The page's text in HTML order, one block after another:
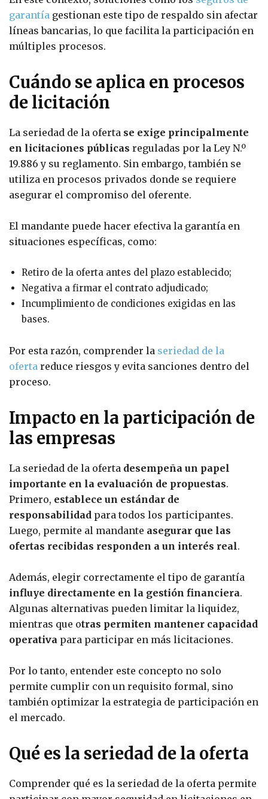
garantía gestionan este tipo de respaldo sin afectar
líneas bancarias, lo que facilita la participación en
múltiples procesos.
Cuándo se aplica en procesos
de licitación
La seriedad de la oferta se exige principalmente
en licitaciones públicas reguladas por la Ley N.º
19.886 y su reglamento. Sin embargo, también se
utiliza en procesos privados donde se requiere
asegurar el compromiso del oferente.
El mandante puede hacer efectiva la garantía en
situaciones específicas, como:
Retiro de la oferta antes del plazo establecido;
Negativa a firmar el contrato adjudicado;
Incumplimiento de condiciones exigidas en las
bases.
Por esta razón, comprender la seriedad de la
oferta reduce riesgos y evita sanciones dentro del
proceso.
Impacto en la participación de
las empresas
La seriedad de la oferta desempeña un papel
importante en la evaluación de propuestas.
Primero, establece un estándar de
responsabilidad para todos los participantes.
Luego, permite al mandante asegurar que las
ofertas recibidas responden a un interés real.
Además, elegir correctamente el tipo de garantía
influye directamente en la gestión financiera.
Algunas alternativas pueden limitar la liquidez,
mientras que otras permiten mantener capacidad
operativa para participar en más licitaciones.
Por lo tanto, entender este concepto no solo
permite cumplir con un requisito formal, sino
también optimizar la estrategia de participación en
el mercado.
Qué es la seriedad de la oferta
Comprender qué es la seriedad de la oferta permite